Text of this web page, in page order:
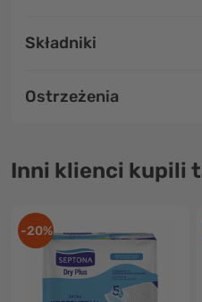
Składniki
Ostrzeżenia
Inni klienci kupili
-20%